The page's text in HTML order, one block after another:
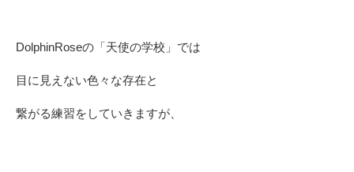
DolphinRoseの「天使の学校」では
目に見えない色々な存在と
繋がる練習をしていきますが、